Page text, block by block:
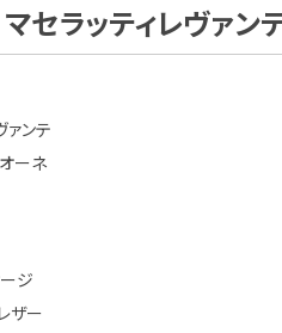
セラッティレヴァ
ァンテ
ーネ
ジ
ザー